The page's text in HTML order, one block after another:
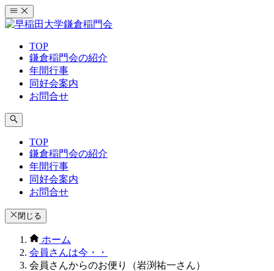
コ
ン
ッ
プ
TOP
鎌倉稲門会の紹介
年間行事
同好会案内
お問合せ
TOP
鎌倉稲門会の紹介
年間行事
同好会案内
お問合せ
閉じる
ホーム
会員さんは今・・
会員さんからのお便り（岩渕祐一さん）